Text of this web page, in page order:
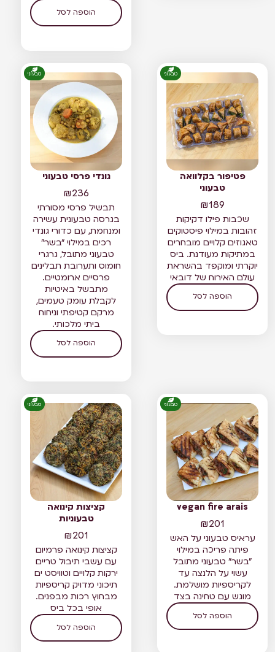
הוספה לסל
טבעוני
פטיפור בקלוואה
טבעוני
₪189
שכבות פילו דקיקות
זהובות במילוי פיסטוקים
טאגוזים קלויים מובחרים
במתיקות מעודנת. ביס
יוקרתי ומוקפד בהשראת
עולם האירוח של דובאי
הוספה לסל
טבעוני
גונדי פרסי טבעוני
₪236
תבשיל פרסי מסורתי
בגרסה טבעונית עשירה
ומנחמת, עם כדורי גונדי
רכים במילוי “בשר”
טבעוני מתובל, גרגרי
חומוס ותערובת תבלינים
פרסיים ארומטיים.
מתבשל באיטיות
לקבלת עומק טעמים,
מרקם קטיפתי וניחוח
ביתי מלכותי.
הוספה לסל
טבעוני
vegan fire arais
₪201
עראיס טבעוני על האש
פיתה פריכה במילוי
"בשר" טבעוני מתובל
עשוי על הלנצה עד
לקריספיות מושלמת.
מוגש עם טחינה בצד
הוספה לסל
טבעוני
קציצות קינואה
טבעוניות
₪201
קציצות קינואה פרמיום
עם עשבי תיבול טריים
ירקות קלויים וטוויסט ים
תיכוני מדויק קריספיות
מבחוץ רכות מבפנים.
אופי בכל ביס
הוספה לסל